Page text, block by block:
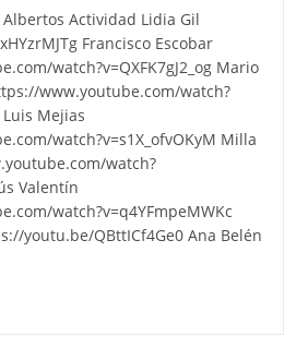
Actividad Lidia Gil
Francisco Escobar
watch?v=QXFK7gJ2_og Mario
www.youtube.com/watch?
Luis Mejias
watch?v=s1X_ofvOKyM Milla
watch?
Valentín
watch?v=q4YFmpeMWKc
youtu.be/QBttICf4Ge0 Ana Belén